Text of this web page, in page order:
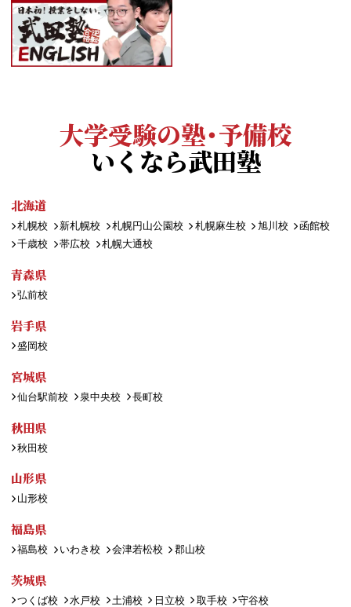
大学受験の塾・予備校
いくなら武田塾
北海道
札幌校 新札幌校 札幌円山公園校 札幌麻生校 旭川校
函館校
千歳校
帯広校 札幌大通校
青森県
弘前校
岩手県
盛岡校
宮城県
仙台駅前校 泉中央校 長町校
秋田県
秋田校
山形県
山形校
福島県
福島校 いわき校 会津若松校 郡山校
茨城県
つくば校 水戸校 土浦校 日立校 取手校 守谷校